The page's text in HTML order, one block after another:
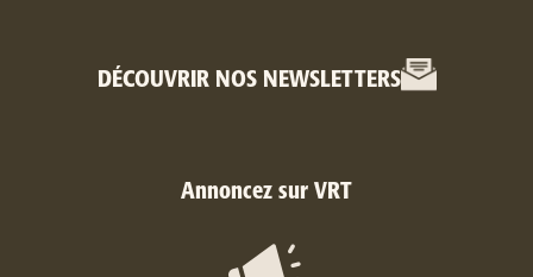
DÉCOUVRIR NOS NEWSLETTERS
Annoncez sur VRT